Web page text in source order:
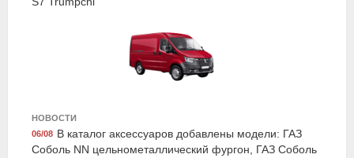
НОВОСТИ
06/08 В каталог аксессуаров добавлены модели: ГАЗ
Соболь NN цельнометаллический фургон, ГАЗ Соболь